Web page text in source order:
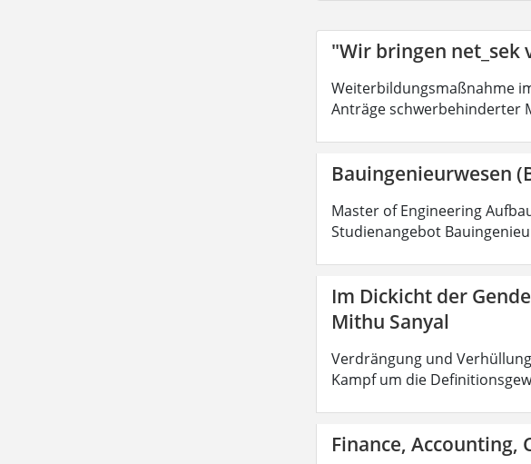
"Wir bringen net_sek
Weiterbildungsmaßnahme
Anträge schwerbehinderter
Bauingenieurwesen
Master of Engineering
Studienangebot
Im Dickicht der
Mithu Sanyal
Verdrängung und
Kampf um die
Finance, Accounting,